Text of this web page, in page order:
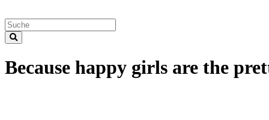
Because happy girls are the